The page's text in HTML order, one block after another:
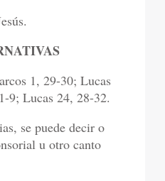
1, 29-30; Lucas
9; Lucas 24, 28-32.
se puede decir o
u otro canto